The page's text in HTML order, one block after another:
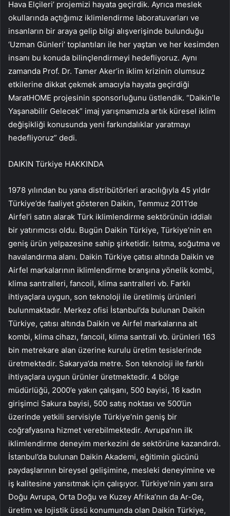
Hava Elçileri’ projemizi hayata geçirdik. Ayrıca meslek
okullarında açtığımız iklimlendirme laboratuvarları ve
insanların bir araya gelip bilgi alışverişinde bulunduğu
‘Uzman Günleri’ toplantıları ile her yaştan ve her kesimden
insanı bu konuda bilinçlendirmeyi hedefliyoruz. Aynı
zamanda Prof. Dr. Tamer Aker’in iklim krizinin olumsuz
etkilerine dikkat çekmek amacıyla hayata geçirdiği
MaratHOME projesinin sponsorluğunu üstlendik. “Daikin’le
Yaşanabilir Gelecek” imaj yarışmamızla artık küresel iklim
değişikliği konusunda yeni farkındalıklar yaratmayı
hedefliyoruz” dedi.
DAIKIN Türkiye HAKKINDA
1978 yılından bu yana distribütörleri aracılığıyla 45 yıldır
Türkiye’de faaliyet gösteren Daikin, Temmuz 2011’de
Airfel’i satın alarak Türk iklimlendirme sektörünün iddialı
bir yatırımcısı oldu. Bugün Daikin Türkiye, Türkiye’nin en
geniş ürün yelpazesine sahip şirketidir. Isıtma, soğutma ve
havalandırma alanı. Daikin Türkiye çatısı altında Daikin ve
Airfel markalarının iklimlendirme branşına yönelik kombi,
klima santralleri, fancoil, klima santralleri vb. Farklı
ihtiyaçlara uygun, son teknoloji ile üretilmiş ürünleri
bulunmaktadır. Merkez ofisi İstanbul’da bulunan Daikin
Türkiye, çatısı altında Daikin ve Airfel markalarına ait
kombi, klima cihazı, fancoil, klima santrali vb. ürünleri 163
bin metrekare alan üzerine kurulu üretim tesislerinde
üretmektedir. Sakarya’da metre. Son teknoloji ile farklı
ihtiyaçlara uygun ürünler üretmektedir. 4 bölge
müdürlüğü, 2000’e yakın çalışanı, 500 bayisi, 16 kadın
girişimci Sakura bayisi, 500 satış noktası ve 500’ün
üzerinde yetkili servisiyle Türkiye’nin geniş bir
coğrafyasına hizmet verebilmektedir. Avrupa’nın ilk
iklimlendirme deneyim merkezini de sektörüne kazandırdı.
İstanbul’da bulunan Daikin Akademi, eğitimin gücünü
paydaşlarının bireysel gelişimine, mesleki deneyimine ve
iş kalitesine yansıtmak için çalışıyor. Türkiye’nin yanı sıra
Doğu Avrupa, Orta Doğu ve Kuzey Afrika’nın da Ar-Ge,
üretim ve lojistik üssü konumunda olan Daikin Türkiye,